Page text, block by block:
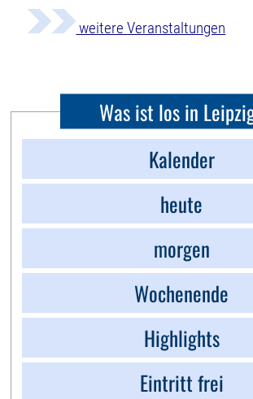
weitere Veranstaltungen
Was ist los in
Kalender
heute
morgen
Wochenende
Highlights
Eintritt frei